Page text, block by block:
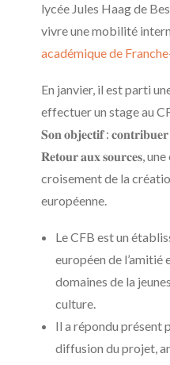
lycée Jules Haag de
vivre une mobilité
académique de
En janvier, il est parti
effectuer un stage au
𝐒𝐨𝐧 𝐨𝐛𝐣𝐞𝐜𝐭𝐢𝐟 :
𝐑𝐞𝐭𝐨𝐮𝐫 𝐚𝐮𝐱 𝐬𝐨𝐮𝐫𝐜𝐞𝐬,
croisement de la
européenne.
Le CFB est un
européen de l’amitié
domaines de la
culture.
Il a répondu présent
diffusion du projet,